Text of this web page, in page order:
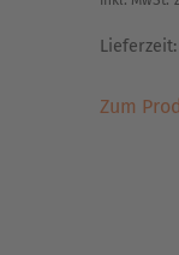
Lieferzeit:
Zum